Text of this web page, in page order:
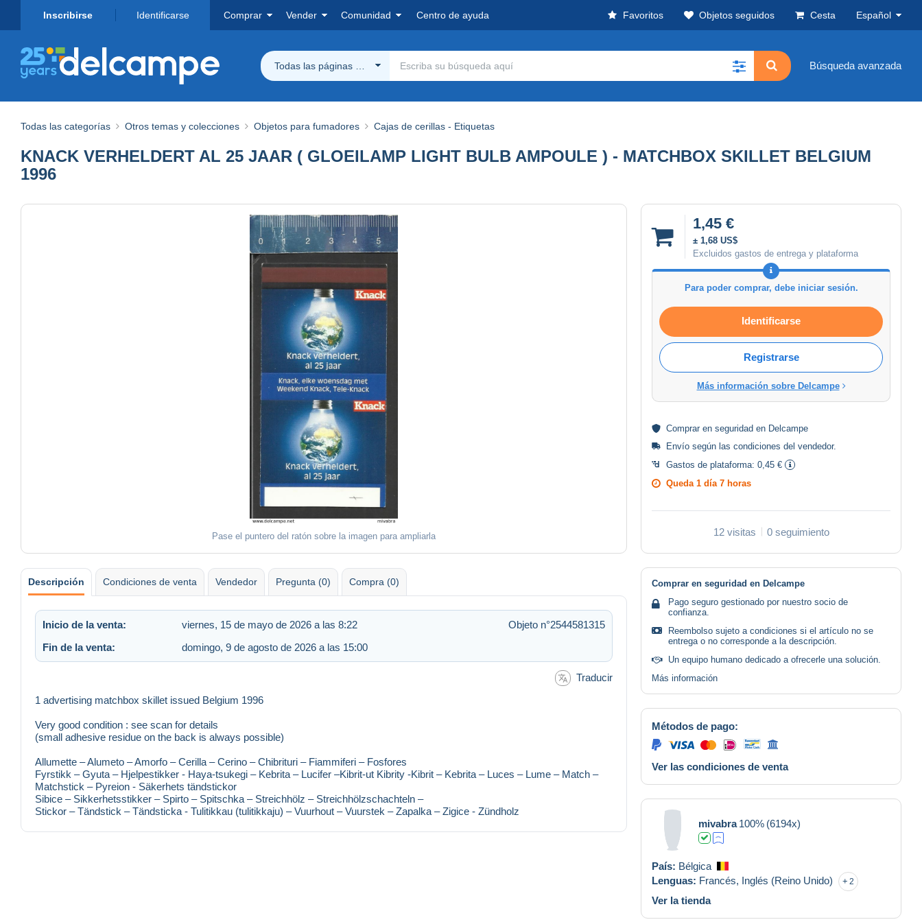
Inscribirse Identificarse Comprar Vender Comunidad Centro de ayuda Favoritos Objetos seguidos Cesta Español
Todas las páginas Delcampe Búsqueda avanzada
Todas las categorías Otros temas y colecciones Objetos para fumadores Cajas de cerillas - Etiquetas
KNACK VERHELDERT AL 25 JAAR ( GLOEILAMP LIGHT BULB AMPOULE ) - MATCHBOX SKILLET BELGIUM
1996
Pase el puntero del ratón sobre la imagen para ampliarla
1,45 €
± 1,68 US$
Excluidos gastos de entrega y plataforma
Para poder comprar, debe iniciar sesión.
Identificarse
Registrarse
Más información sobre Delcampe
Comprar en seguridad en Delcampe
Envío según las condiciones del vendedor.
Gastos de plataforma: 0,45 €
Queda 1 día 7 horas
12 visitas 0 seguimiento
Descripción Condiciones de venta Vendedor Pregunta (0) Compra (0)
Inicio de la venta: viernes, 15 de mayo de 2026 a las 8:22
Objeto n°2544581315
Fin de la venta:
domingo, 9 de agosto de 2026 a las 15:00
Traducir
1 advertising matchbox skillet issued Belgium 1996
Very good condition : see scan for details
(small adhesive residue on the back is always possible)
Allumette – Alumeto – Amorfo – Cerilla – Cerino – Chibrituri – Fiammiferi – Fosfores
Fyrstikk – Gyuta – Hjelpestikker - Haya-tsukegi – Kebrita – Lucifer –Kibrit-ut Kibrity -Kibrit – Kebrita – Luces – Lume – Match –
Matchstick – Pyreion - Säkerhets tändstickor
Sibice – Sikkerhetsstikker – Spirto – Spitschka – Streichhölz – Streichhölzschachteln –
Stickor – Tändstick – Tändsticka - Tulitikkau (tulitikkaju) – Vuurhout – Vuurstek – Zapalka – Zigice - Zündholz
Comprar en seguridad en Delcampe
Pago seguro gestionado por nuestro socio de
confianza.
Reembolso sujeto a condiciones si el artículo no se
entrega o no corresponde a la descripción.
Un equipo humano dedicado a ofrecerle una solución.
Más información
Métodos de pago:
Ver las condiciones de venta
mivabra 100% (6194x)
País: Bélgica
Lenguas: Francés, Inglés (Reino Unido) 2
Ver la tienda